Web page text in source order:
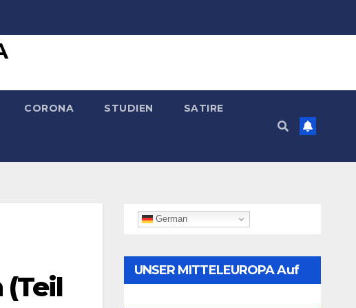
CORONA STUDIEN SATIRE
German
UNSER MITTELEUROPA Auf